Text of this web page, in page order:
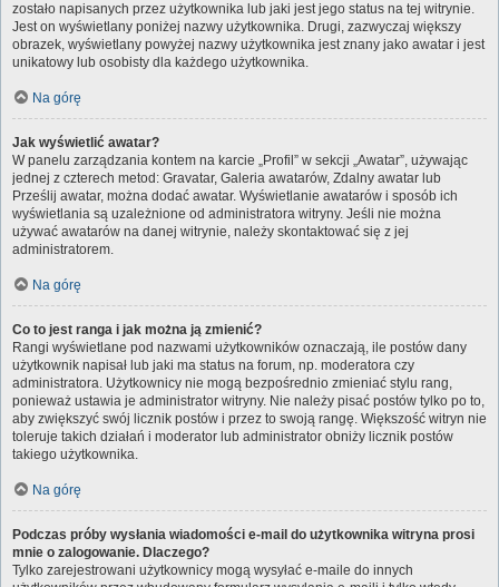
zostało napisanych przez użytkownika lub jaki jest jego status na tej witrynie.
Jest on wyświetlany poniżej nazwy użytkownika. Drugi, zazwyczaj większy
obrazek, wyświetlany powyżej nazwy użytkownika jest znany jako awatar i jest
unikatowy lub osobisty dla każdego użytkownika.
Na górę
Jak wyświetlić awatar?
W panelu zarządzania kontem na karcie „Profil” w sekcji „Awatar”, używając
jednej z czterech metod: Gravatar, Galeria awatarów, Zdalny awatar lub
Prześlij awatar, można dodać awatar. Wyświetlanie awatarów i sposób ich
wyświetlania są uzależnione od administratora witryny. Jeśli nie można
używać awatarów na danej witrynie, należy skontaktować się z jej
administratorem.
Na górę
Co to jest ranga i jak można ją zmienić?
Rangi wyświetlane pod nazwami użytkowników oznaczają, ile postów dany
użytkownik napisał lub jaki ma status na forum, np. moderatora czy
administratora. Użytkownicy nie mogą bezpośrednio zmieniać stylu rang,
ponieważ ustawia je administrator witryny. Nie należy pisać postów tylko po to,
aby zwiększyć swój licznik postów i przez to swoją rangę. Większość witryn nie
toleruje takich działań i moderator lub administrator obniży licznik postów
takiego użytkownika.
Na górę
Podczas próby wysłania wiadomości e-mail do użytkownika witryna prosi
mnie o zalogowanie. Dlaczego?
Tylko zarejestrowani użytkownicy mogą wysyłać e-maile do innych